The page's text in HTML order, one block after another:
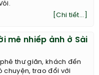
[Chi tiết...]
mê nhiếp ảnh ở Sài
thư giãn, khách đến
chuyện, trao đổi với